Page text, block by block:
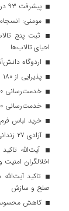
پیشرفت ۹۳ درصدی طرح نهضت ملی مسکن در قم
مومنی:
ثبت پنج
احیای تالاب‌ها
اردوگاه
پذیرایی از ۱۸۰ هزار زائر اربعین در مسجد جمکران
خدمت‌رسانی ۲۵۰ موکب در مسیر پیاده‌روی اربعین در قم
خدمت‌رسانی ۱۲۰ نیروی هلال احمر قمی در اربعین
خرید لباس
آزادی ۲۷ زندانی واجد شرایط در قم به مناسبت اربعین
آیت‌الله
اخلالگران امنیت
تاکید
صلح و سازش
کاهش محسوس